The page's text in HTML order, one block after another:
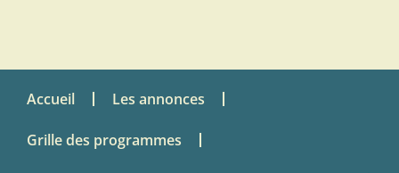
Accueil Les annonces
Grille des programmes